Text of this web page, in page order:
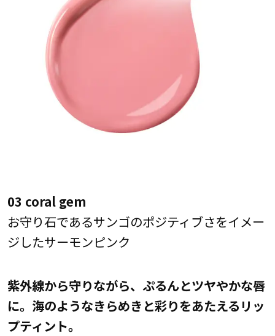
03 coral gem
お守り石であるサンゴのポジティブさをイメー
ジしたサーモンピンク
紫外線から守りながら、ぷるんとツヤやかな唇
に。海のようなきらめきと彩りをあたえるリッ
プティント。